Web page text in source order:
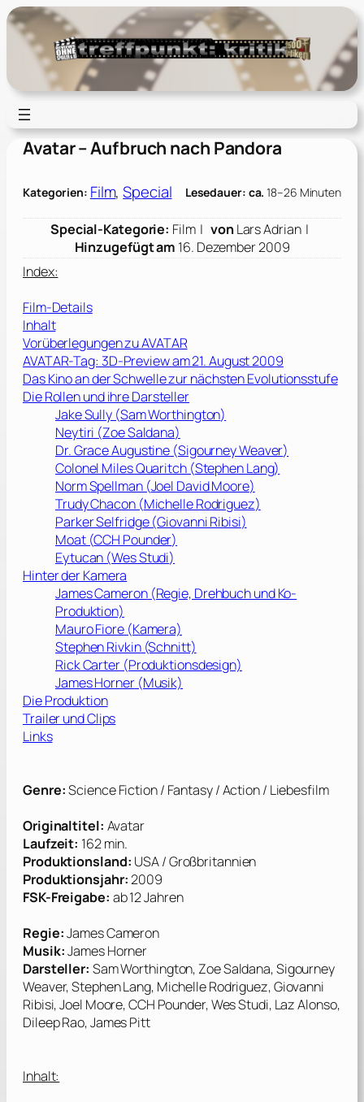
Zum
Inhalt
springen
Avatar – Aufbruch nach Pandora
Kategorien: Film, Special Lesedauer: ca. 18–26 Minuten
Special-Kategorie: Film |vonLars Adrian |
Hinzugefügt am 16. Dezember 2009
Index:
Film-Details
Inhalt
Vorüberlegungen zu AVATAR
AVATAR-Tag: 3D-Preview am 21. August 2009
Das Kino an der Schwelle zur nächsten Evolutionsstufe
Die Rollen und ihre Darsteller
Jake Sully (Sam Worthington)
Neytiri (Zoe Saldana)
Dr. Grace Augustine (Sigourney Weaver)
Colonel Miles Quaritch (Stephen Lang)
Norm Spellman (Joel David Moore)
Trudy Chacon (Michelle Rodriguez)
Parker Selfridge (Giovanni Ribisi)
Moat (CCH Pounder)
Eytucan (Wes Studi)
Hinter der Kamera
James Cameron(Regie, Drehbuch und Ko-
Produktion)
Mauro Fiore(Kamera)
Stephen Rivkin(Schnitt)
Rick Carter(Produktionsdesign)
James Horner(Musik)
Die Produktion
Trailer und Clips
Links
Genre:Science Fiction / Fantasy / Action / Liebesfilm
Originaltitel: Avatar
Laufzeit: 162 min.
Produktionsland: USA / Großbritannien
Produktionsjahr:2009
FSK-Freigabe: ab 12 Jahren
Regie:James Cameron
Musik:James Horner
Darsteller: Sam Worthington, Zoe Saldana, Sigourney
Weaver, Stephen Lang, Michelle Rodriguez, Giovanni
Ribisi, Joel Moore, CCH Pounder, Wes Studi, Laz Alonso,
Dileep Rao, James Pitt
Inhalt: